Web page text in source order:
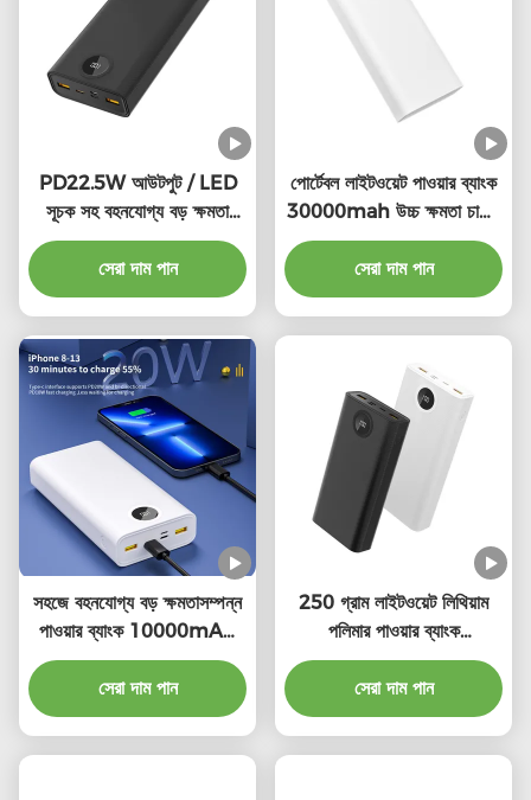
PD22.5W আউটপুট / LED
সূচক সহ বহনযোগ্য বড় ক্ষমতা
পাওয়ার ব্যাংক 10000mAh
সেরা দাম পান
পোর্টেবল লাইটওয়েট পাওয়ার ব্যাংক
30000mah উচ্চ ক্ষমতা চার্জিং
ব্যাংক
সেরা দাম পান
সহজে বহনযোগ্য বড় ক্ষমতাসম্পন্ন
পাওয়ার ব্যাংক 10000mAh
PD20W ইনপুট 250g
সেরা দাম পান
250 গ্রাম লাইটওয়েট লিথিয়াম
পলিমার পাওয়ার ব্যাংক
10000mah ক্ষমতা
সেরা দাম পান